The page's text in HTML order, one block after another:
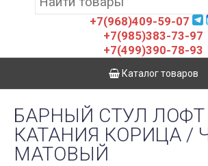
+7(968)409-59-07
+7(985)383-73-97
+7(499)390-78-93
Каталог товаров
БАРНЫЙ СТУЛ ЛОФТ
КАТАНИЯ КОРИЦА /
МАТОВЫЙ